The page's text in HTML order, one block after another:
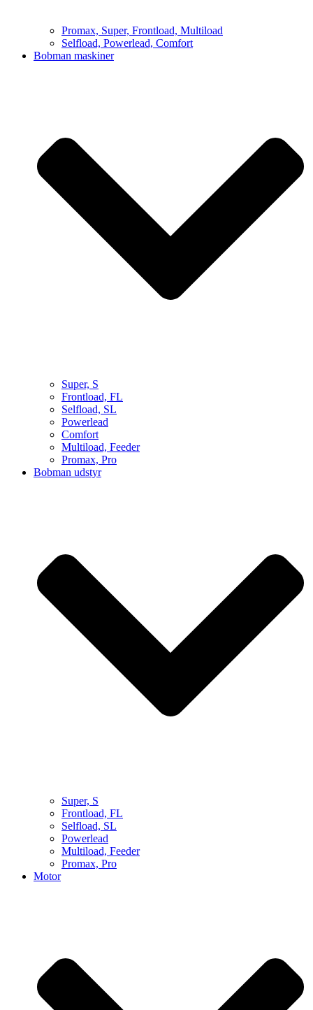
Promax, Super, Frontload, Multiload
Selfload, Powerlead, Comfort
Bobman maskiner
Super, S
Frontload, FL
Selfload, SL
Powerlead
Comfort
Multiload, Feeder
Promax, Pro
Bobman udstyr
Super, S
Frontload, FL
Selfload, SL
Powerlead
Multiload, Feeder
Promax, Pro
Motor